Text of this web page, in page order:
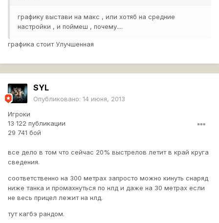
графику выстави на макс , или хотяб на средние
настройки , и поймеш , почему....
графика стоит Улучшенная
SYL
Опубликовано: 14 июня, 2013
Игроки
13 122 публикации
29 741 бой
все дело в том что сейчас 20% выстрелов летит в край круга
сведения.
соответственно на 300 метрах запросто можно кинуть снаряд
ниже танка и промахнуться по нлд и даже на 30 метрах если
не весь прицел лежит на нлд.
тут кагбэ рандом.